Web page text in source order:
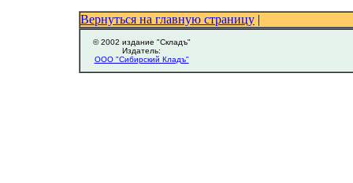
Вернуться на главную страницу |
© 2002 издание "Складъ"
Издатель:
ООО "Сибирский Кладъ"